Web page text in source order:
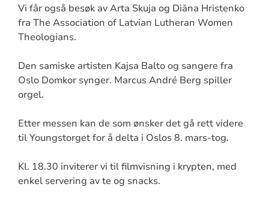
Vi får også besøk av Arta Skuja og Diāna Hristenko
fra The Association of Latvian Lutheran Women
Theologians.
Den samiske artisten Kajsa Balto og sangere fra
Oslo Domkor synger. Marcus André Berg spiller
orgel.
Etter messen kan de som ønsker det gå rett videre
til Youngstorget for å delta i Oslos 8. mars-tog.
Kl. 18.30 inviterer vi til filmvisning i krypten, med
enkel servering av te og snacks.